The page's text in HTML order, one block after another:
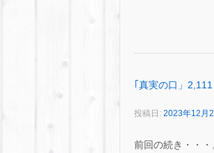
｢真実の口」
投稿日: 2023年12月
前回の続き・・